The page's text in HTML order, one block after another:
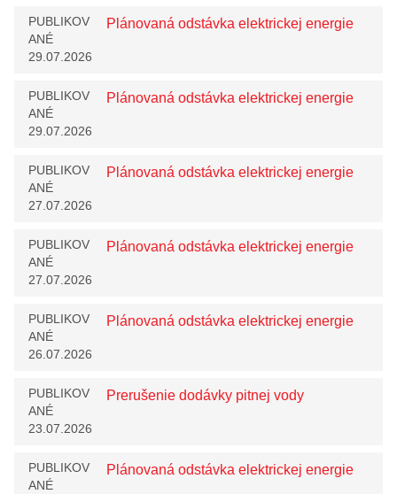
PUBLIKOV
ANÉ
29.07.2026
Plánovaná odstávka elektrickej energie
PUBLIKOV
ANÉ
29.07.2026
Plánovaná odstávka elektrickej energie
PUBLIKOV
ANÉ
27.07.2026
Plánovaná odstávka elektrickej energie
PUBLIKOV
ANÉ
27.07.2026
Plánovaná odstávka elektrickej energie
PUBLIKOV
ANÉ
26.07.2026
Plánovaná odstávka elektrickej energie
PUBLIKOV
ANÉ
23.07.2026
Prerušenie dodávky pitnej vody
PUBLIKOV
ANÉ
Plánovaná odstávka elektrickej energie